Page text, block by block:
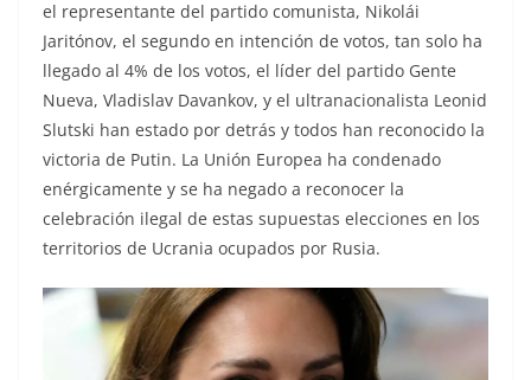
el representante del partido comunista, Nikolái
Jaritónov, el segundo en intención de votos, tan solo ha
llegado al 4% de los votos, el líder del partido Gente
Nueva, Vladislav Davankov, y el ultranacionalista Leonid
Slutski han estado por detrás y todos han reconocido la
victoria de Putin. La Unión Europea ha condenado
enérgicamente y se ha negado a reconocer la
celebración ilegal de estas supuestas elecciones en los
territorios de Ucrania ocupados por Rusia.